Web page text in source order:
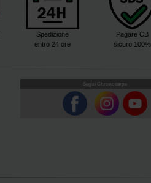
Spedizione
entro 24 ore
Pagare CB
sicuro 100%
Segui Chronocarpe